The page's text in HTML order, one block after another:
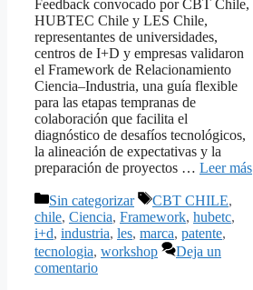
Feedback convocado por CBT Chile,
HUBTEC Chile y LES Chile,
representantes de universidades,
centros de I+D y empresas validaron
el Framework de Relacionamiento
Ciencia–Industria, una guía flexible
para las etapas tempranas de
colaboración que facilita el
diagnóstico de desafíos tecnológicos,
la alineación de expectativas y la
preparación de proyectos … Leer más
Categorías
Sin categorizar Etiquetas
CBT CHILE,
chile, Ciencia, Framework, hubetc,
i+d, industria, les, marca, patente,
tecnologia, workshop
Deja un
comentario